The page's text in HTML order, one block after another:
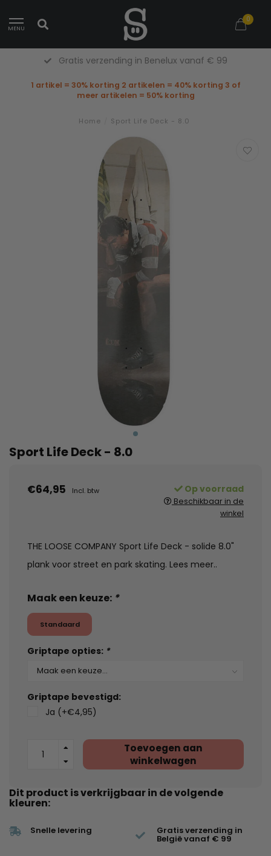
MENU
0
Gratis verzending in Benelux vanaf € 99
1 artikel = 30% korting 2 artikelen = 40% korting 3 of
meer artikelen = 50% korting
Home Sport Life Deck - 8.0
Sport Life Deck - 8.0
€64,95 Incl. btw Op voorraad
Beschikbaar in de
winkel
THE LOOSE COMPANY Sport Life Deck - solide 8.0"
plank voor street en park skating. Lees meer..
Maak een keuze: *
Standaard
Griptape opties: *
Griptape bevestigd:
Ja (+€4,95)
Toevoegen aan
winkelwagen
Dit product is verkrijgbaar in de volgende
kleuren:
Snelle levering Gratis verzending in
België vanaf € 99